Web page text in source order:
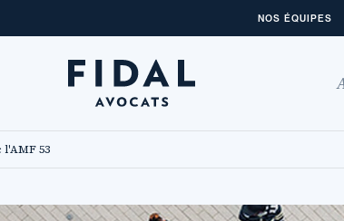
NOS ÉQUIPES
53